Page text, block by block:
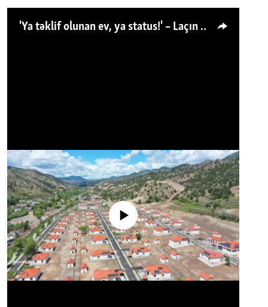
'Ya təklif olunan ev, ya status!' – Laçın köçkünü: 'Laçından başqa heç hara!'
No media source currently available